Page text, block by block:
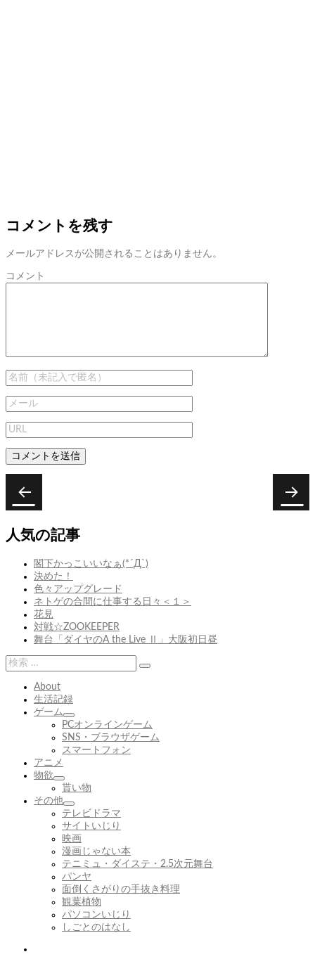
コメントを残す
メールアドレスが公開されることはありません。
コメント
稿
ビ
の
投
そ
こ
再
生
計
画・
最
終
章
人気の記事
閣下かっこいいなぁ(*´Д`)
決めた！
色々アップグレード
ネトゲの合間に仕事する日々＜１＞
花見
対戦☆ZOOKEEPER
舞台「ダイヤのA the Live Ⅱ」大阪初日昼
検
索:
About
生活記録
ゲーム
サ
ブ
メ
ー
展
開
PCオンラインゲーム
SNS・ブラウザゲーム
スマートフォン
アニメ
物欲
サ
ブ
メ
ニ
ュ
ー
を
展
開
貰い物
その他
サ
ブ
メ
ニ
ュ
ー
を
展
開
テレビドラマ
サイトいじり
映画
漫画じゃない本
テニミュ・ダイステ・2.5次元舞台
パンヤ
面倒くさがりの手抜き料理
観葉植物
パソコンいじり
しごとのはなし